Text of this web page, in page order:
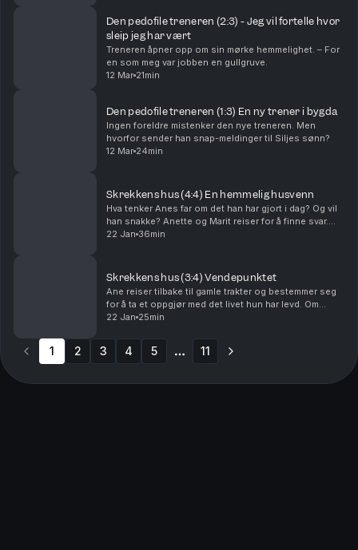
Den pedofile treneren (2:3) - Jeg vil fortelle hvor
sleip jeg har vært
Treneren åpner opp om sin mørke hemmelighet. – For
en som meg var jobben en gullgruve.
12 Mar 21min
Den pedofile treneren (1:3) En ny trener i bygda
Ingen foreldre mistenker den nye treneren. Men
hvorfor sender han snap-meldinger til Siljes sønn?
12 Mar 24min
Skrekkens hus (4:4) En hemmelig husvenn
Hva tenker Anes far om det han har gjort i dag? Og vil
han snakke? Anette og Marit reiser for å finne svar.
Om podkastdokumentaren: Hva vet du egentlig om
22 Jan 36min
Skrekkens hus (3:4) Vendepunktet
Ane reiser tilbake til gamle trakter og bestemmer seg
for å ta et oppgjør med det livet hun har levd. Om
podkastdokumentaren: Hva vet du egentlig om dine
22 Jan 25min
1 2 3 4 5 11